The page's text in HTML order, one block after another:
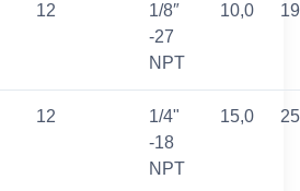
12
1/8″
-27
NPT
10,0
12
1/4"
-18
NPT
15,0